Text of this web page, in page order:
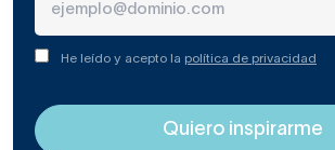
He leído y acepto la política de privacidad